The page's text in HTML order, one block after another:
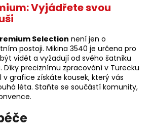
Vyjádřete svou
Selection není jen o
postoji. Mikina 3540 je určena pro
vidět a vyžadují od svého šatníku
Díky preciznímu zpracování v Turecku
grafice získáte kousek, který vás
léta. Staňte se součástí komunity,